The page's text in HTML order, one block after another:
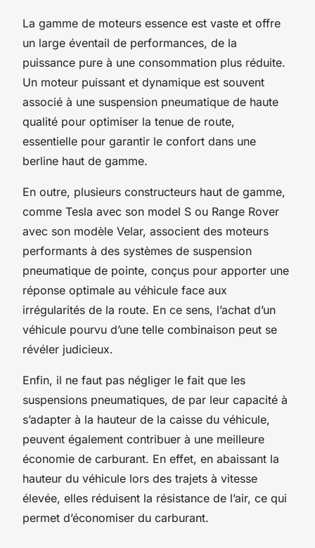
La gamme de moteurs essence est vaste et offre
un large éventail de performances, de la
puissance pure à une consommation plus réduite.
Un moteur puissant et dynamique est souvent
associé à une suspension pneumatique de haute
qualité pour optimiser la tenue de route,
essentielle pour garantir le confort dans une
berline haut de gamme.
En outre, plusieurs constructeurs haut de gamme,
comme Tesla avec son model S ou Range Rover
avec son modèle Velar, associent des moteurs
performants à des systèmes de suspension
pneumatique de pointe, conçus pour apporter une
réponse optimale au véhicule face aux
irrégularités de la route. En ce sens, l’achat d’un
véhicule pourvu d’une telle combinaison peut se
révéler judicieux.
Enfin, il ne faut pas négliger le fait que les
suspensions pneumatiques, de par leur capacité à
s’adapter à la hauteur de la caisse du véhicule,
peuvent également contribuer à une meilleure
économie de carburant. En effet, en abaissant la
hauteur du véhicule lors des trajets à vitesse
élevée, elles réduisent la résistance de l’air, ce qui
permet d’économiser du carburant.